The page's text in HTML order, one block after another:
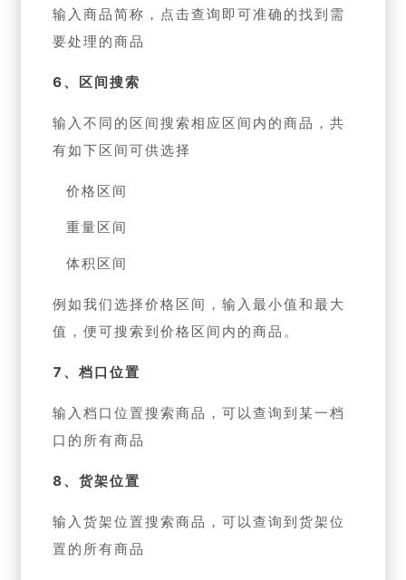
输入商品简称，点击查询即可准确的找到需
要处理的商品
6、区间搜索
输入不同的区间搜索相应区间内的商品，共
有如下区间可供选择
价格区间
重量区间
体积区间
例如我们选择价格区间，输入最小值和最大
值，便可搜索到价格区间内的商品。
7、档口位置
输入档口位置搜索商品，可以查询到某一档
口的所有商品
8、货架位置
输入货架位置搜索商品，可以查询到货架位
置的所有商品